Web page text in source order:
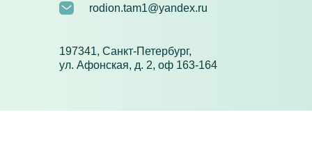
197341, Санкт-Петербург,
ул. Афонская, д. 2, оф 163-164
rodion.tam1@yandex.ru